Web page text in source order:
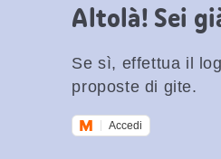
Altolà! Sei
Se sì, effettua il
proposte di gite.
Accedi